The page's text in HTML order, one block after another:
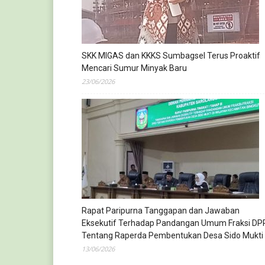
SKK MIGAS dan KKKS Sumbagsel Terus Proaktif
Mencari Sumur Minyak Baru
23/06/2026
Rapat Paripurna Tanggapan dan Jawaban
Eksekutif Terhadap Pandangan Umum Fraksi
Tentang Raperda Pembentukan Desa Sido Mukti
13/06/2026